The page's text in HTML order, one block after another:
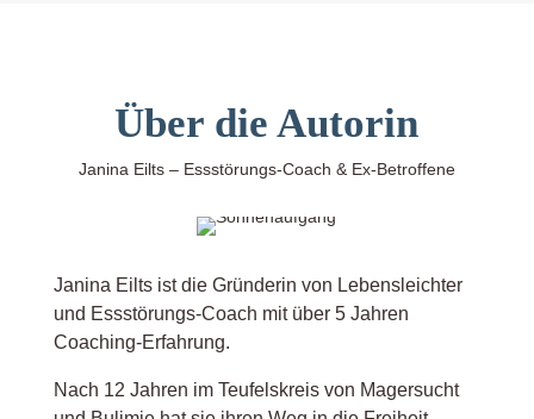
Über die Autorin
Janina Eilts – Essstörungs-Coach & Ex-Betroffene
Janina Eilts ist die Gründerin von Lebensleichter
und Essstörungs-Coach mit über 5 Jahren
Coaching-Erfahrung.
Nach 12 Jahren im Teufelskreis von Magersucht